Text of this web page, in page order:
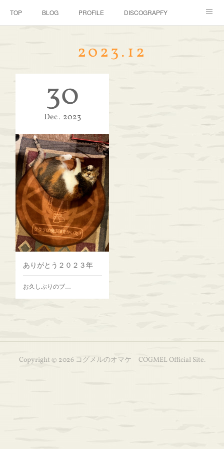
TOP BLOG PROFILE DISCOGRAPFY
特設ページ HUP2021のココスキ
2023. 12
30
Dec 2023
ありがとう２０２３年
お久しぶりのブ…
Copyright © 2026 コグメルのオマケ COGMEL Official Site.